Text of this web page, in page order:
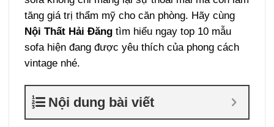
tăng giá trị thẩm mỹ cho căn phòng. Hãy cùng
Nội Thất Hải Đăng tìm hiểu ngay top 10 mẫu
sofa hiện đang được yêu thích của phong cách
vintage nhé.
Nội dung bài viết